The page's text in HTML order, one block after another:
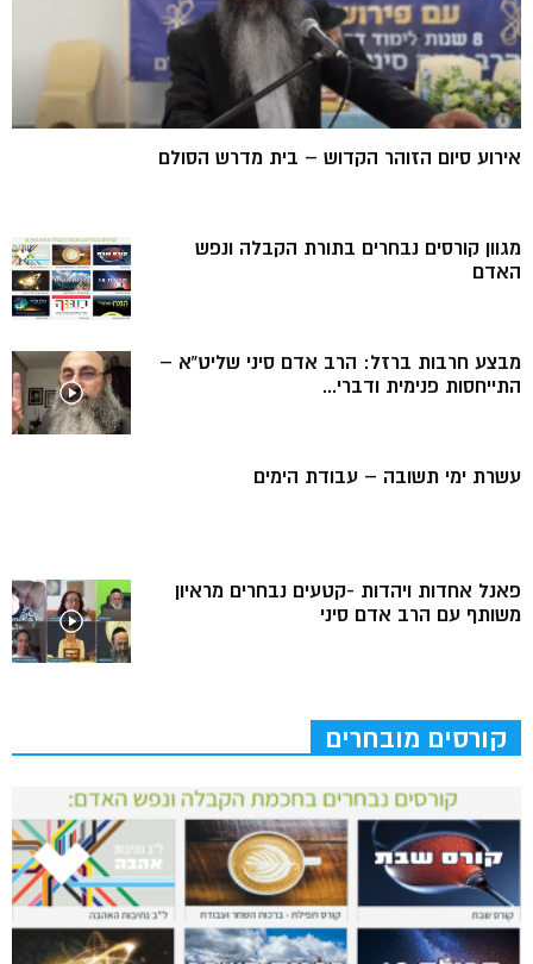
אירוע סיום הזוהר הקדוש – בית מדרש הסולם
מגוון קורסים נבחרים בתורת הקבלה ונפש
האדם
מבצע חרבות ברזל: הרב אדם סיני שליט”א –
התייחסות פנימית ודברי...
עשרת ימי תשובה – עבודת הימים
פאנל אחדות ויהדות -קטעים נבחרים מראיון
משותף עם הרב אדם סיני
קורסים מובחרים